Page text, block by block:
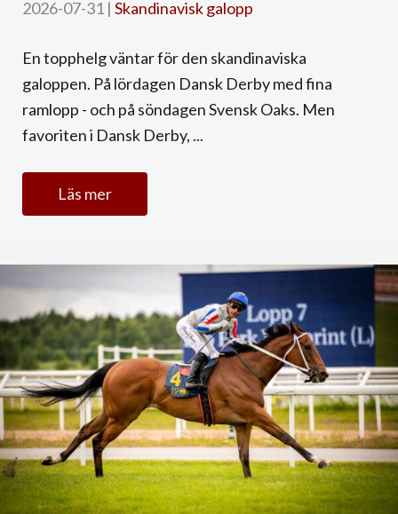
2026-07-31 | Skandinavisk galopp
En topphelg väntar för den skandinaviska
galoppen. På lördagen Dansk Derby med fina
ramlopp - och på söndagen Svensk Oaks. Men
favoriten i Dansk Derby, ...
Läs mer